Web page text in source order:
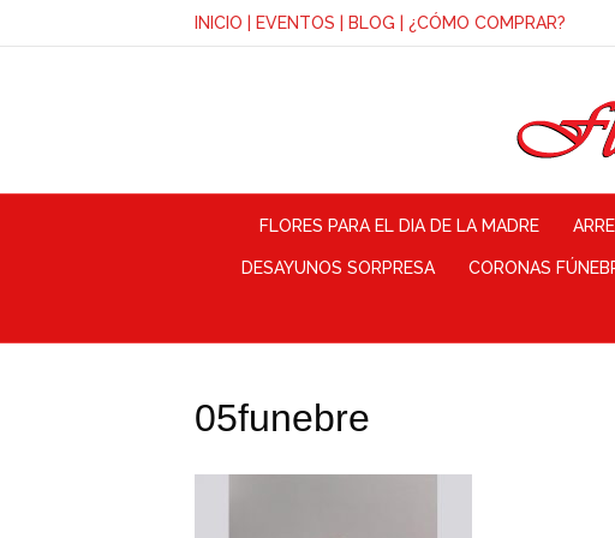
INICIO EVENTOS BLOG ¿CÓMO COMPRAR?
FLORES PARA EL DIA DE LA MADRE
DESAYUNOS SORPRESA CORONAS
05funebre